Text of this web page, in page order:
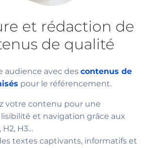
et rédaction de
de qualité
audience avec des contenus de
pour le référencement.
votre contenu pour une
et navigation grâce aux
H2, H3…
textes captivants, informatifs et